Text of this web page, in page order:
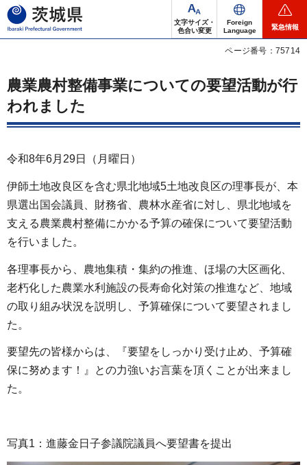
茨城県
文字サイズ・
色合い変更
Foreign
Language
緊急情報
ページ番号：75714
農業農村整備事業についての要望活動が行
われました
令和8年6月29日（月曜日）
伊師土地改良区を含む県北地域5土地改良区の理事長が、本
県選出国会議員、財務省、農林水産省に対し、県北地域を
支える農業農村整備にかかる予算の確保について要望活動
を行いました。
各理事長から、農地集積・集約の推進、ほ場の大区画化、
老朽化した農業水利施設の長寿命化対策の推進など、地域
の取り組み状況を説明し、予算確保について要望されまし
た。
要望先の皆様からは、『要望をしっかり受け止め、予算確
保に努めます！』との力強いお言葉を頂くことが出来まし
た。
写真1：進藤金日子参議院議員へ要望書を提出